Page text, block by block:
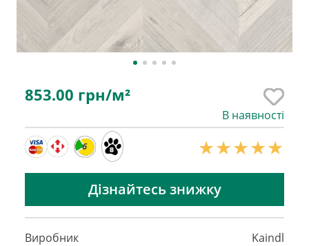
853.00 грн/м²
В наявності
6
Дізнайтесь знижку
Виробник
Kaindl